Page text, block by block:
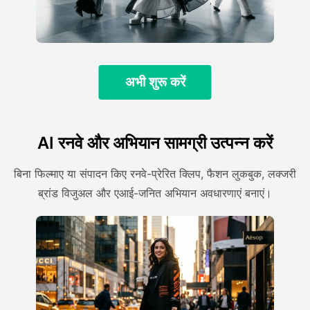
अभी शुरू करें
AI रनवे और अभियान सामग्री उत्पन्न करें
बिना फिल्माए या संपादन किए रनवे-प्रेरित क्लिप, फैशन लुकबुक, लक्जरी
ब्रांड विजुअल और एआई-जनित अभियान अवधारणाएं बनाएं।